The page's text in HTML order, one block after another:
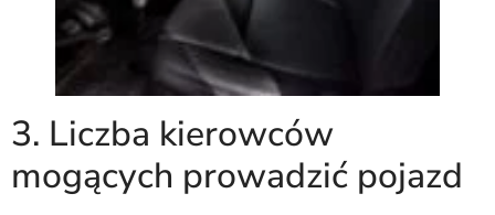
3. Liczba kierowców
mogących prowadzić pojazd